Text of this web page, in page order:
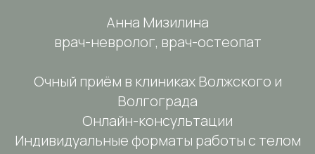
Анна Мизилина
врач-невролог, врач-остеопат
Очный приём в клиниках Волжского и
Волгограда
Онлайн-консультации
Индивидуальные форматы работы с телом